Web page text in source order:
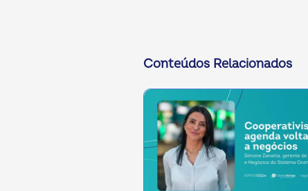
Conteúdos Relacionados